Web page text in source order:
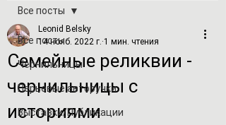
Все посты
Чернильницы
Перьевые авторучки
Выставки/Публикации
Все посты
Семейные реликвии -
чернильницы с
историями
Leonid Belsky
14 нояб. 2022 г. 1 мин. чтения